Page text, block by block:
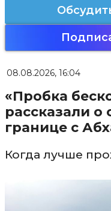
08.08.2026, 16:04
«Пробка
рассказали о
границе с
Когда лучше